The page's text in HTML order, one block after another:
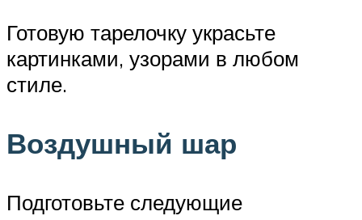
Готовую тарелочку украсьте
картинками, узорами в любом
стиле.
Воздушный шар
Подготовьте следующие